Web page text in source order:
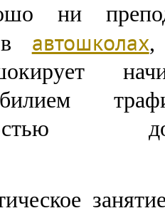
ни
в автошколах,